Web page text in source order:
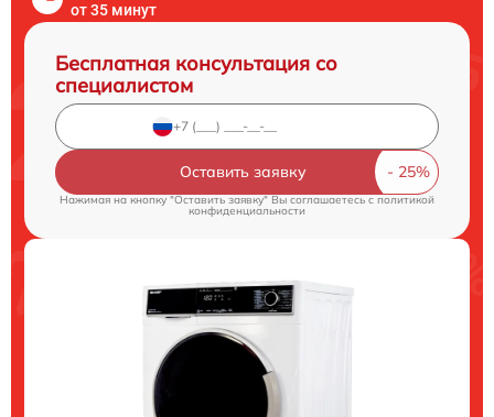
от 35 минут
Бесплатная консультация со
специалистом
Оставить заявку
Нажимая на кнопку "Оставить заявку" Вы соглашаетесь cполитикой
конфиденциальности